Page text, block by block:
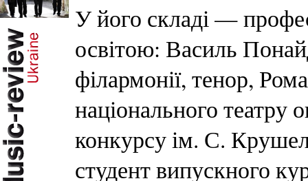
У його складі —
освітою: Василь
філармонії, тенор,
національного театру
конкурсу ім. С.
студент випускного